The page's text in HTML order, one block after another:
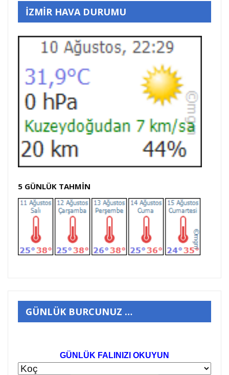
İZMİR HAVA DURUMU
5 GÜNLÜK TAHMİN
GÜNLÜK BURCUNUZ …
GÜNLÜK FALINIZI OKUYUN